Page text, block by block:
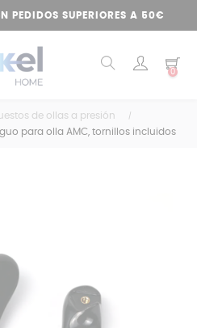
PEDIDOS SUPERIORES A 50€
0
de ollas a presión
para olla AMC, tornillos incluidos